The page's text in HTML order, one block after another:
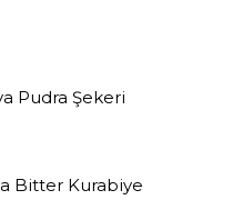
Pudra Şekeri
Bitter Kurabiye